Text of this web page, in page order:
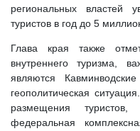
региональных властей
туристов в год до 5
Глава края также
внутреннего туризма,
являются
геополитическая
размещения
федеральная